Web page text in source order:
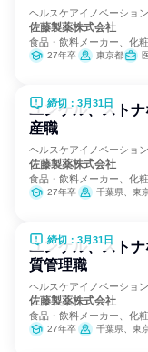
ヘルスケアイノベーショ
佐藤製薬株式会社
食品・飲料メーカー、化
27年卒 東京都
締切：3月31日
ユンケル、スト
産職
ヘルスケアイノベーショ
佐藤製薬株式会社
食品・飲料メーカー、化
27年卒 千葉県、東
締切：3月31日
ユンケル、スト
質管理職
ヘルスケアイノベーショ
佐藤製薬株式会社
食品・飲料メーカー、化
27年卒 千葉県、東